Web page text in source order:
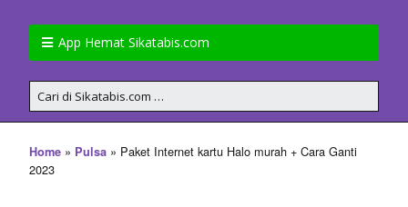
App Hemat Sikatabis.com
Home » Pulsa » Paket Internet kartu Halo murah + Cara Ganti
2023